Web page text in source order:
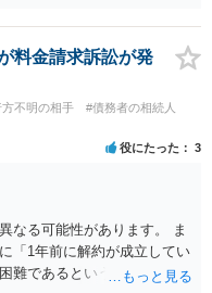
何人もいて、最初から出資
は詐欺罪に問える可能性が
関係だけでしたら、中々詐
穫分の損害につきまして
われますが、出資金の返還
以上、ご参考まで。
料金請求訴訟が発
不明の相手
#債務者の相続人
役にたった 3
なる可能性があります。 ま
「1年前に解約が成立してい
難であるというのが私の見